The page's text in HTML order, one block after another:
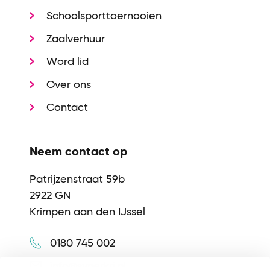
Schoolsporttoernooien
Zaalverhuur
Word lid
Over ons
Contact
Neem contact op
Patrijzenstraat 59b
2922 GN
Krimpen aan den IJssel
0180 745 002